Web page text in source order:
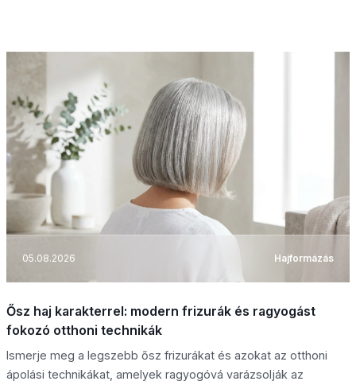
05.08.2026 Hajformázás
Ősz haj karakterrel: modern frizurák és ragyogást
fokozó otthoni technikák
Ismerje meg a legszebb ősz frizurákat és azokat az otthoni
ápolási technikákat, amelyek ragyogóvá varázsolják az